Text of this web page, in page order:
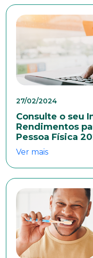
27/02/2024
Consulte o seu
Rendimentos
Pessoa Física
Ver mais